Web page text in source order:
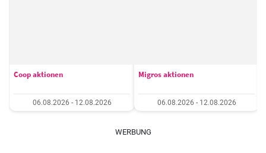
Coop aktionen
06.08.2026 - 12.08.2026
Migros aktionen
06.08.2026 - 12.08.2026
WERBUNG